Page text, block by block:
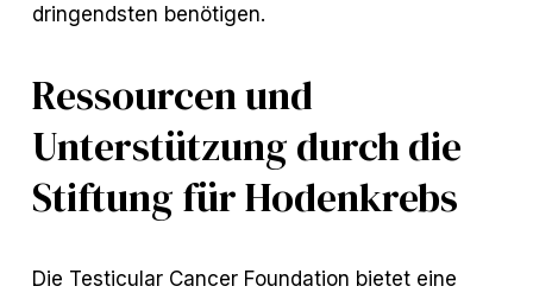
dringendsten benötigen.
Ressourcen und
Unterstützung durch die
Stiftung für Hodenkrebs
Die Testicular Cancer Foundation bietet eine